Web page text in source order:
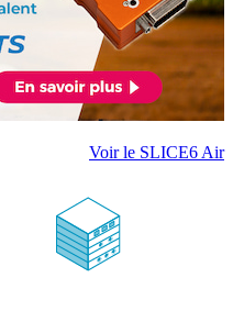
Voir le SLICE6 Air